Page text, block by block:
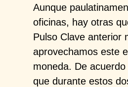
Aunque
oficinas, hay otras
Pulso Clave anterior
aprovechamos este
moneda. De
que durante estos